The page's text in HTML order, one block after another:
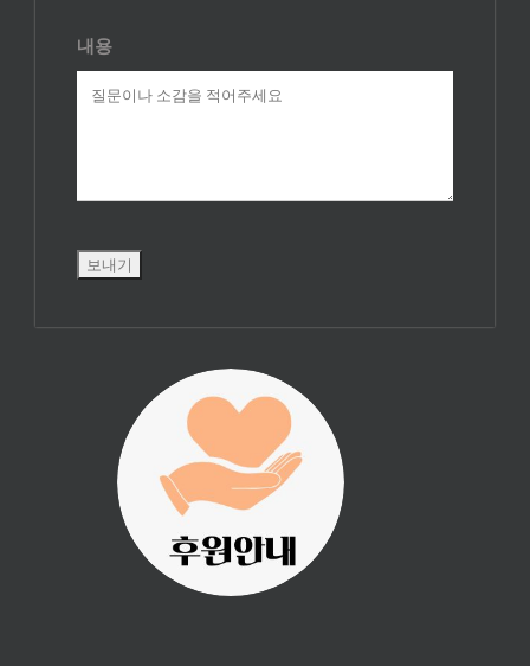
내용
진리횃불 사역은
여러분의 후원으
로 이루어집니다.